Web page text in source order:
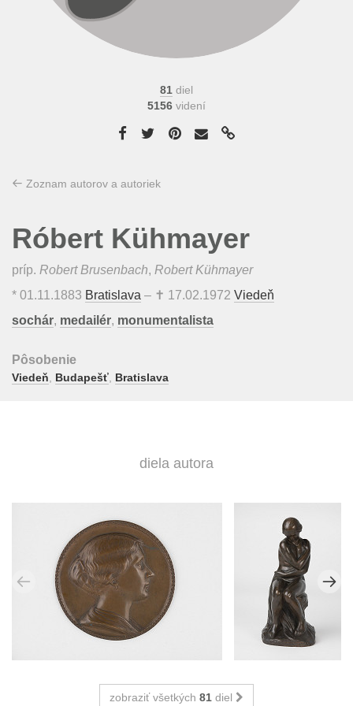
81 diel
5156 videní
Zoznam autorov a autoriek
Róbert Kühmayer
príp. Robert Brusenbach, Robert Kühmayer
* 01.11.1883 Bratislava – ✝ 17.02.1972 Viedeň
sochár, medailér, monumentalista
Pôsobenie
Viedeň Budapešť Bratislava
diela autora
zobraziť všetkých 81 diel